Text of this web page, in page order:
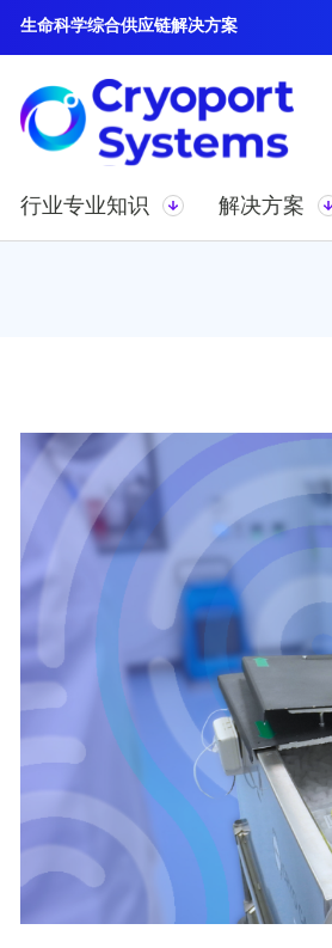
生命科学综合供应链解决方案
行业专业知识 解决方案